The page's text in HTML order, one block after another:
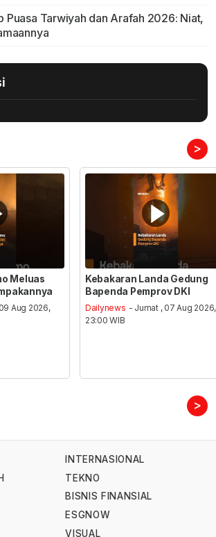
Puasa Tarwiyah dan Arafah 2026: Niat,
>
Meluas
Aug 2026,
Kebakaran Landa Gedung
Bapenda Pemprov DKI
Dailynews - Jumat , 07 Aug 2026,
23:00 WIB
>
INTERNASIONAL
TEKNO
BISNIS FINANSIAL
ESGNOW
VISUAL